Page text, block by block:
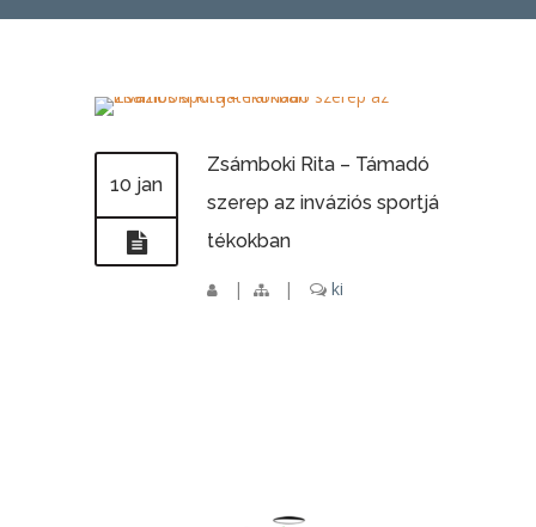
10 jan
Zsámboki Rita – Támadó
szerep az inváziós sportjá
tékokban
| | ki